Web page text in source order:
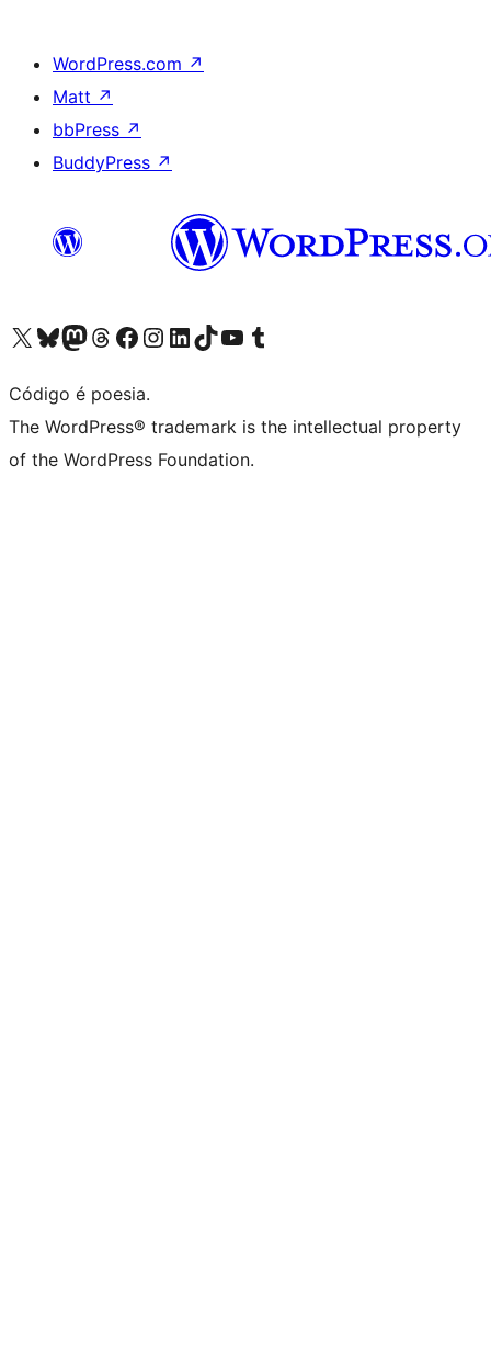
WordPress.com ↗
Matt ↗
bbPress ↗
BuddyPress ↗
Visite a nossa conta X (antigo Twitter)
Visit our Bluesky account
Visit our Mastodon account
Visit our Threads account
Visite a nossa página do Facebook
Visite a nossa conta no Instagram
Visite a nossa conta no LinkedIn
Visit our TikTok account
Visit our YouTube channel
Visit our Tumblr account
Código é poesia.
The WordPress® trademark is the intellectual property
of the WordPress Foundation.